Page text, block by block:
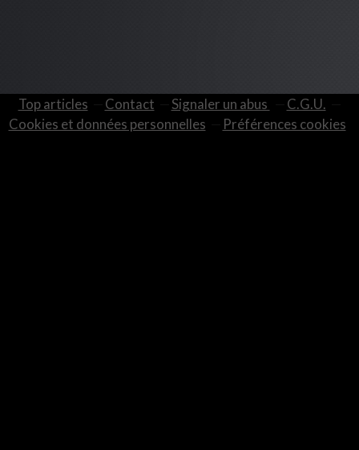
Top articles Contact Signaler un abus
C.G.U.
Cookies et données personnelles
Préférences cookies